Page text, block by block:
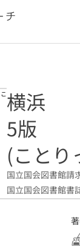
ルプページへのリ
横浜
5版
(ことり
国立国会図書館請
国立国会図書館書